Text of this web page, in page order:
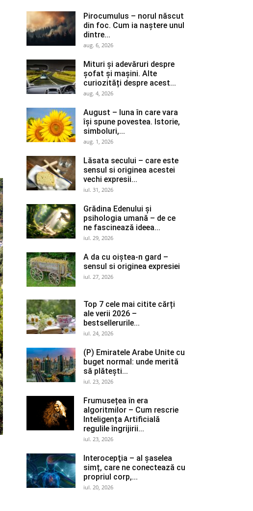
Pirocumulus – norul născut
din foc. Cum ia naștere unul
dintre...
aug. 6, 2026
Mituri și adevăruri despre
șofat și mașini. Alte
curiozități despre acest...
aug. 4, 2026
August – luna în care vara
își spune povestea. Istorie,
simboluri,...
aug. 1, 2026
Lăsata secului – care este
sensul si originea acestei
vechi expresii...
iul. 31, 2026
Grădina Edenului și
psihologia umană – de ce
ne fascinează ideea...
iul. 29, 2026
A da cu oiștea-n gard –
sensul si originea expresiei
iul. 27, 2026
Top 7 cele mai citite cărți
ale verii 2026 –
bestsellerurile...
iul. 24, 2026
(P) Emiratele Arabe Unite cu
buget normal: unde merită
să plătești...
iul. 23, 2026
Frumusețea în era
algoritmilor – Cum rescrie
Inteligența Artificială
regulile îngrijirii...
iul. 23, 2026
Interocepţia – al șaselea
simț, care ne conectează cu
propriul corp,...
iul. 20, 2026